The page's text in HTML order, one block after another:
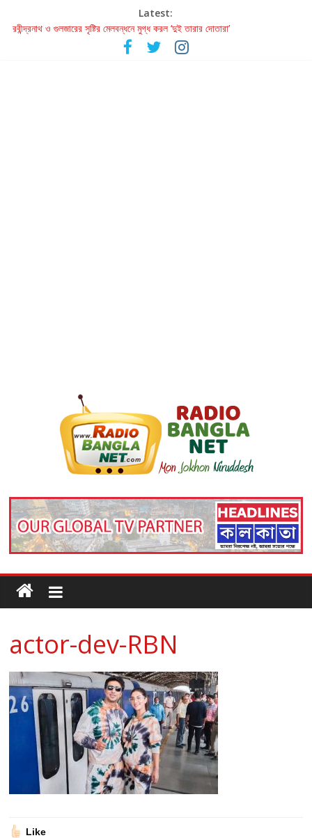
Latest:
রবীন্দ্রনাথ ও গুলজারের সৃষ্টির মেলবন্ধনে মুগ্ধ করল ‘দুই তারার দোতারা’
কলের গান থেকে রীলস্ — বাঙালির গান শোনার বিবর্তনের গল্প
জগন্নাথমঙ্গলম্ — বাংলায় প্রথমবার মঞ্চে এবার রথযাত্রার উদযাপন
actor-dev-RBN
Like